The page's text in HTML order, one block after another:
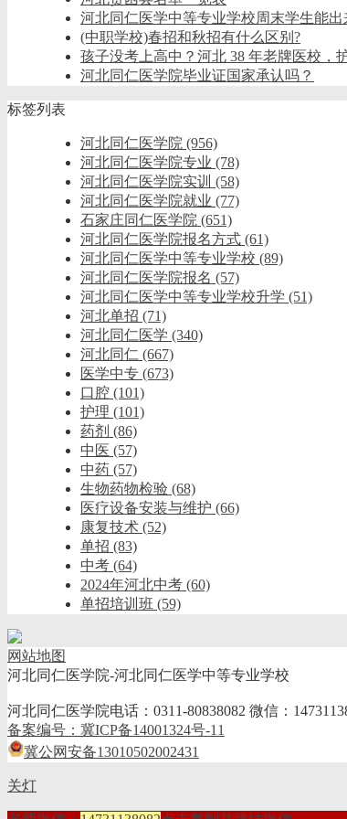
河北同仁医学中等专业学校周末学生能出
(中职学校)春招和秋招有什么区别?
孩子没考上高中？河北 38 年老牌医校，
河北同仁医学院毕业证国家承认吗？
标签列表
河北同仁医学院 (956)
河北同仁医学院专业 (78)
河北同仁医学院实训 (58)
河北同仁医学院就业 (77)
石家庄同仁医学院 (651)
河北同仁医学院报名方式 (61)
河北同仁医学中等专业学校 (89)
河北同仁医学院报名 (57)
河北同仁医学中等专业学校升学 (51)
河北单招 (71)
河北同仁医学 (340)
河北同仁 (667)
医学中专 (673)
口腔 (101)
护理 (101)
药剂 (86)
中医 (57)
中药 (57)
生物药物检验 (68)
医疗设备安装与维护 (66)
康复技术 (52)
单招 (83)
中考 (64)
2024年河北中考 (60)
单招培训班 (59)
网站地图
河北同仁医学院-河北同仁医学中等专业学校
河北同仁医学院电话：0311-80838082 微信：
备案编号：冀ICP备14001324号-11
冀公网安备13010502002431
关灯